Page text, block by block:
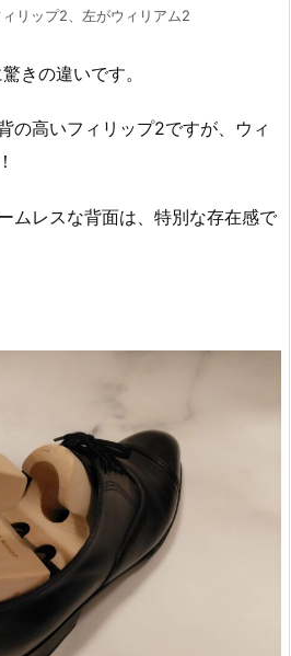
リップ2、左がウィリアム2
きの違いです。
の高いフィリップ2ですが、ウィ
ムレスな背面は、特別な存在感で